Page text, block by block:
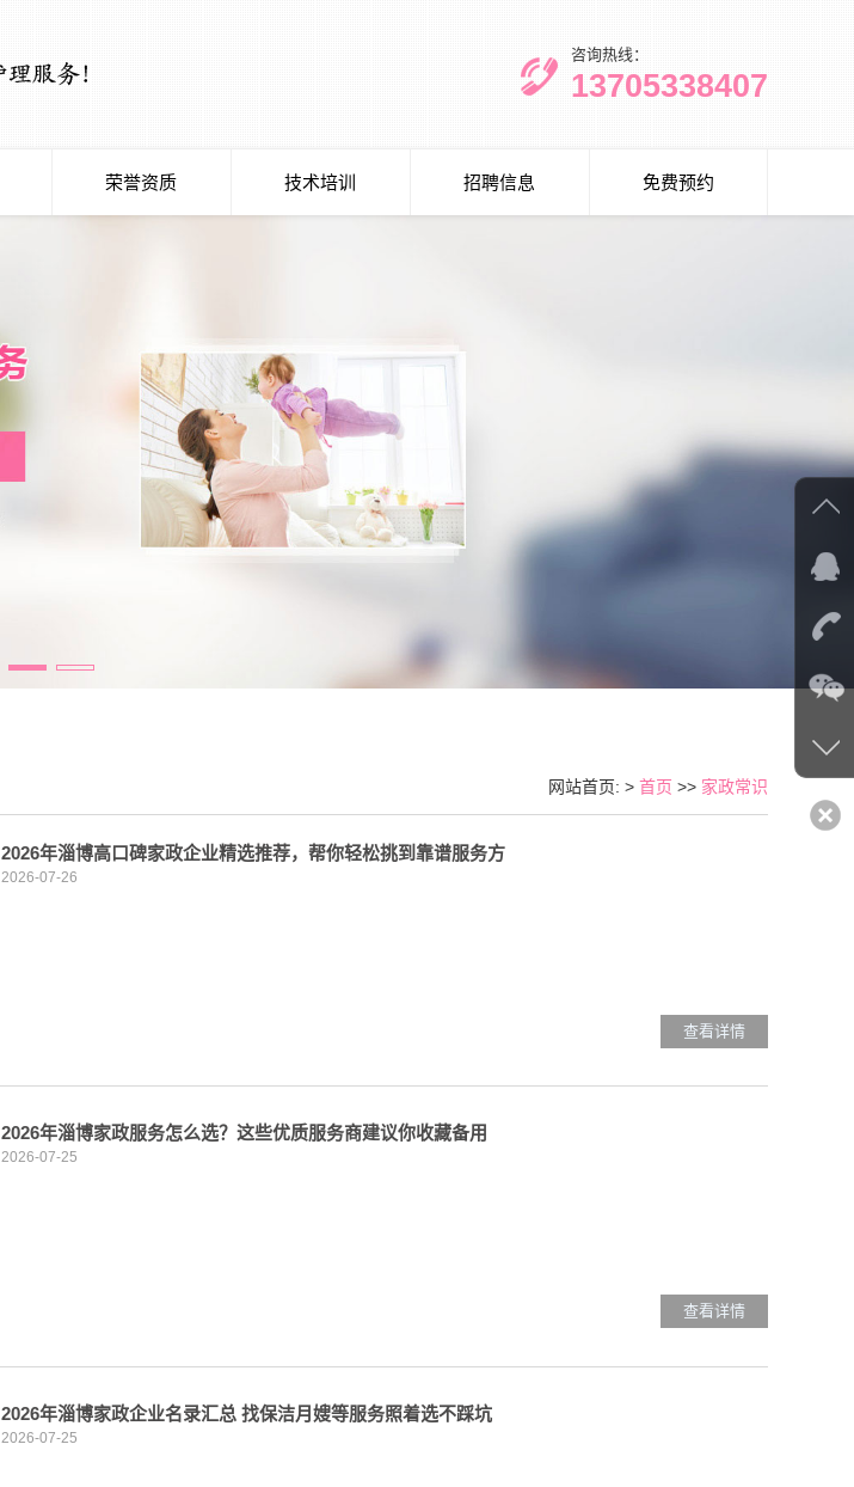
咨询热线：
13705338407
荣誉资质 技术培训 招聘信息 免费预约
网站首页: > 首页 >> 家政常识
2026年淄博高口碑家政企业精选推荐，帮你轻松挑到靠谱服务方
2026-07-26
查看详情
2026年淄博家政服务怎么选？这些优质服务商建议你收藏备用
2026-07-25
查看详情
2026年淄博家政企业名录汇总 找保洁月嫂等服务照着选不踩坑
2026-07-25